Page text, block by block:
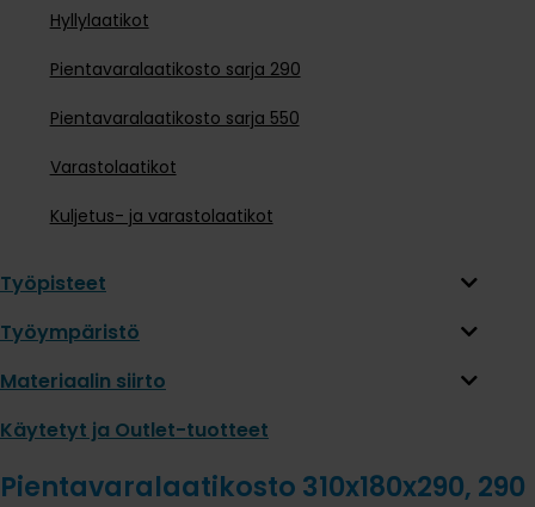
Hyllylaatikot
Pientavaralaatikosto sarja 290
Pientavaralaatikosto sarja 550
Varastolaatikot
Kuljetus- ja varastolaatikot
Työpisteet
Työympäristö
Materiaalin siirto
Käytetyt ja Outlet-tuotteet
Pientavaralaatikosto 310x180x290, 290